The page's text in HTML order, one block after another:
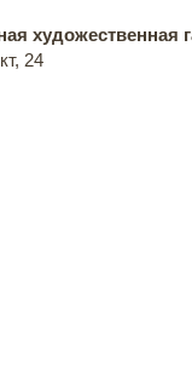
художественная
24